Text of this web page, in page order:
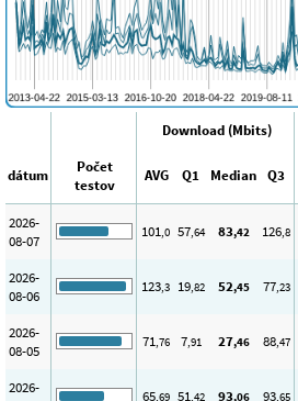
Download (Mbits)
dátum
Počet
testov
AVG Q1 Median Q3
2026-
08-07
101,0 57,64 83,42 126,8
2026-
08-06
123,3 19,82 52,45 77,23
2026-
08-05
71,76 7,91 27,46 88,47
2026-
65,69 51,42 93,06 93,65